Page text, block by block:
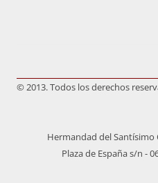
© 2013. Todos los derechos
Hermandad del Santísimo
Plaza de España s/n -